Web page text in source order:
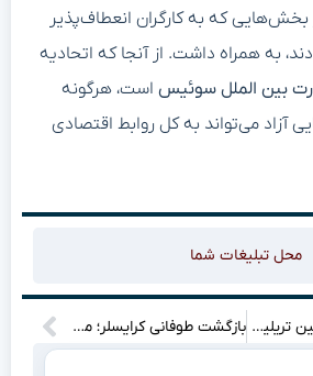
که به کارگران انعطاف‌پذیر
به همراه داشت. از آنجا که اتحادیه
بین الملل سوئیس است، هرگونه
آزاد می‌تواند به کل روابط اقتصادی
محل تبلیغات شما
ظهور کهکشانی اولین تریلیونر تاریخ؛ ایلان ماسک با عرضه اولیه اسپیس ایکس رکوردها را جابه‌جا کرد بازگشت طوفانی کرایسلر؛ معرفی شاسی‌بلندهای ارزان‌قیمت با زبان طراحی جدید